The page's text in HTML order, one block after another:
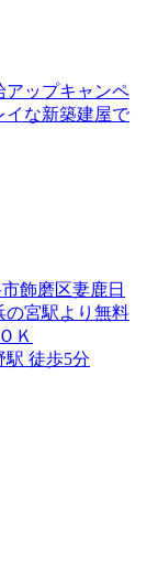
アップキャンペ
イな新築建屋で
飾磨区妻鹿日
宮駅より無料
Ｋ
駅 徒歩5分